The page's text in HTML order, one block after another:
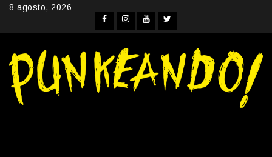
Skip8 agosto, 2026
Facebook
Instagram
YouTube
Twitter